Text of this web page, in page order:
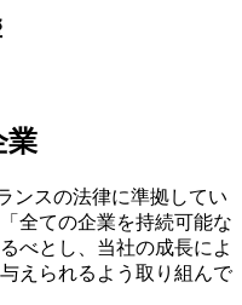
業
ンスの法律に準拠してい
全ての企業を持続可能な
べとし、当社の成長によ
えられるよう取り組んで